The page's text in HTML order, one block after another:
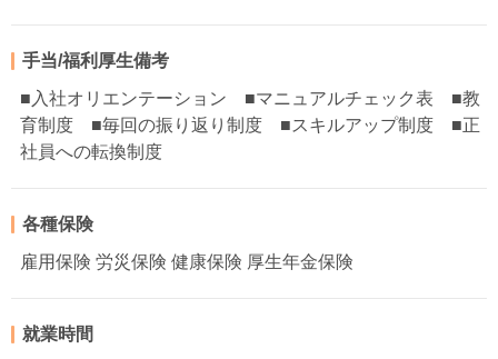
手当/福利厚生備考
■入社オリエンテーション ■マニュアルチェック表 ■教
育制度 ■毎回の振り返り制度 ■スキルアップ制度 ■正
社員への転換制度
各種保険
雇用保険 労災保険 健康保険 厚生年金保険
就業時間